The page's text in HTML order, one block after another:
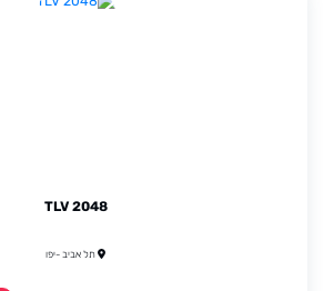
TLV 2048
תל אביב -יפו